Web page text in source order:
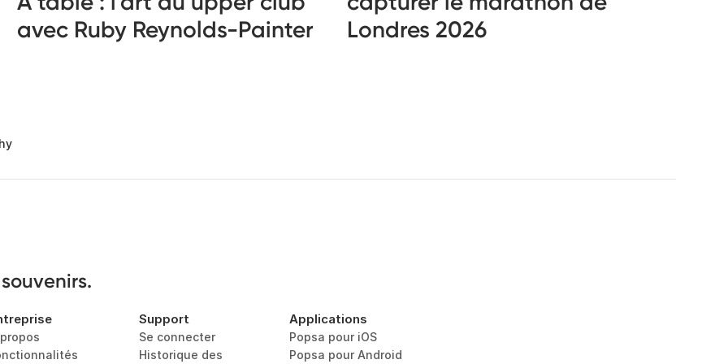
avec Ruby Reynolds-Painter
Londres 2026
Support
Se connecter
Historique des
Applications
Popsa pour iOS
Popsa pour Android